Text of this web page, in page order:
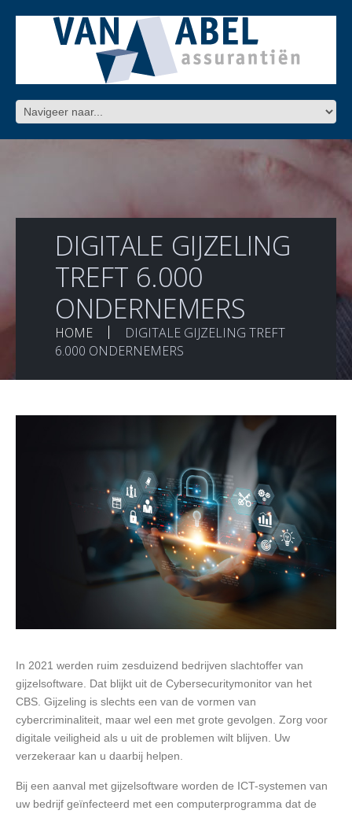
DIGITALE GIJZELING
TREFT 6.000
ONDERNEMERS
HOME
DIGITALE GIJZELING TREFT
6.000 ONDERNEMERS
In 2021 werden ruim zesduizend bedrijven slachtoffer van
gijzelsoftware. Dat blijkt uit de Cybersecuritymonitor van het
CBS. Gijzeling is slechts een van de vormen van
cybercriminaliteit, maar wel een met grote gevolgen. Zorg voor
digitale veiligheid als u uit de problemen wilt blijven. Uw
verzekeraar kan u daarbij helpen.
Bij een aanval met gijzelsoftware worden de ICT-systemen van
uw bedrijf geïnfecteerd met een computerprogramma dat de